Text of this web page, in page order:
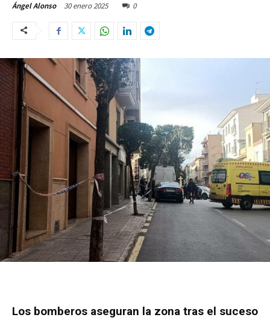
Ángel Alonso 30 enero 2025 0
Los bomberos aseguran la zona tras el suceso